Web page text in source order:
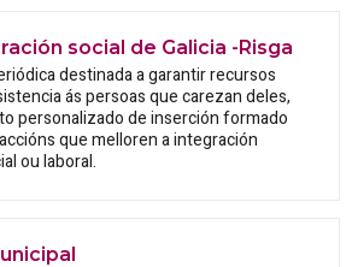
social de Galicia -Risga
destinada a garantir recursos
ás persoas que carezan deles,
personalizado de inserción formado
que melloren a integración
ou laboral.